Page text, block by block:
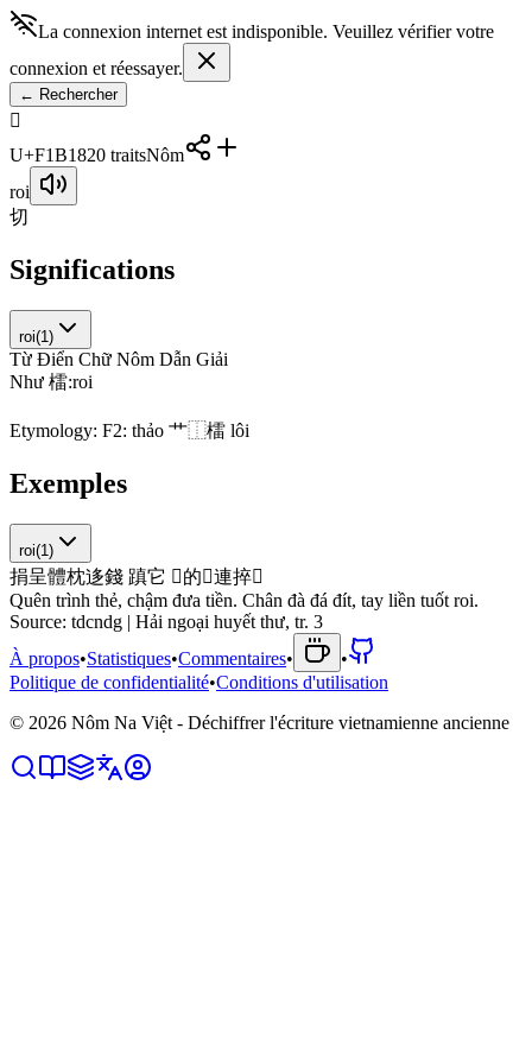
La connexion internet est indisponible. Veuillez vérifier votre
connexion et réessayer.
← Rechercher
󱬘
U+F1B1820 traitsNôm
roi
切
Significations
roi(1 )
Từ Điển Chữ Nôm Dẫn Giải
Như 檑:roi
Etymology: F2: thảo 艹⿰檑 lôi
Exemples
roi(1)
捐呈體枕迻錢 蹎它 𥒥的𢬣連捽󱬘
Quên trình thẻ, chậm đưa tiền. Chân đà đá đít, tay liền tuốt roi.
Source: tdcndg | Hải ngoại huyết thư, tr. 3
À propos•Statistiques•Commentaires•
•
Politique de confidentialité•Conditions d'utilisation
© 2026 Nôm Na Việt - Déchiffrer l'écriture vietnamienne ancienne